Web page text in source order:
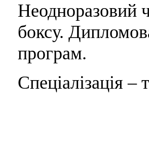
Неодноразовий
боксу.
програм.
Спеціалізація –